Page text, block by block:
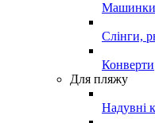
Слінги,
Конверти
Для пляжу
Надувні